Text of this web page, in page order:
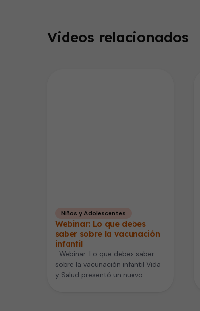
Videos relacionados
Niños y Adolescentes
Webinar: Lo que debes
saber sobre la vacunación
infantil
Webinar: Lo que debes saber
sobre la vacunación infantil Vida
y Salud presentó un nuevo